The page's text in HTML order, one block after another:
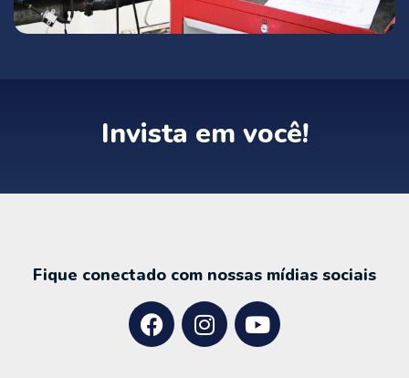
Invista em você!​
Fique conectado com nossas mídias sociais